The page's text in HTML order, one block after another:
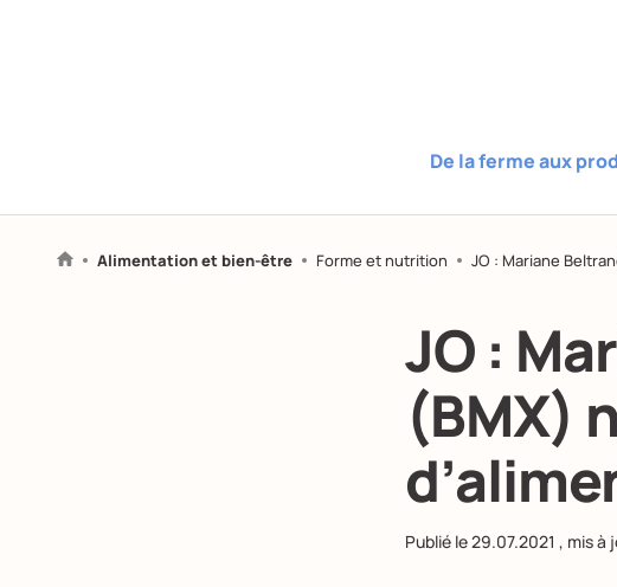
De la ferme aux
Alimentation et bien-être Forme et nutrition JO : Mariane
JO :
(BMX)
Publié le29.07.2021 , mis à